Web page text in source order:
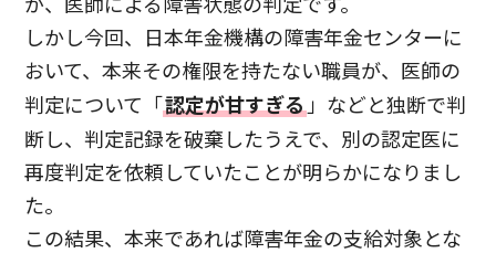
が、医師による障害状態の判定です。
しかし今回、日本年金機構の障害年金センターに
おいて、本来その権限を持たない職員が、医師の
判定について「認定が甘すぎる 」などと独断で判
断し、判定記録を破棄したうえで、別の認定医に
再度判定を依頼していたことが明らかになりまし
た。
この結果、本来であれば障害年金の支給対象とな